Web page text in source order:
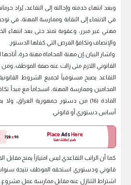
وبعد انتهاء خدمته وإحالته إلى التقاعد، يُراد
في الانتماء إلى النقابة وممارسة المهنة، في
مهني غير مبرر، وعقوبة تمتد حتى بعد انتهاء
والإنصاف وتكافؤ الفرص التي كفلها الدستور.
واشار البيان :إن مهنة المحاماة مهنة حرة،
القانوني اللازم متى زالت عنه صفة الموظف، ومن
التقاعد يصبح مستوفياً لجميع الشروط القانونية
المحامين وممارسة المهنة، انسجاماً مع مبدأ
المادة (16) من دستور جمهورية العراق،
أساس دستوري أو قانوني.
كما أن الراتب التقاعدي ليس امتيازاً يمنح مقابل
قانوني ودستوري استحقه الموظف نتيجة
اشتراط التنازل عنه مقابل ممارسة عمل مشروع.